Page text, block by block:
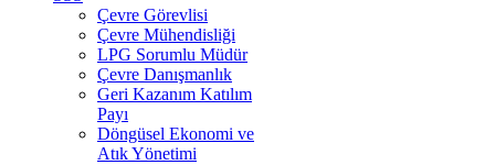
Çevre Görevlisi
Çevre Mühendisliği
LPG Sorumlu Müdür
Çevre Danışmanlık
Geri Kazanım Katılım
Payı
Döngüsel Ekonomi ve
Atık Yönetimi